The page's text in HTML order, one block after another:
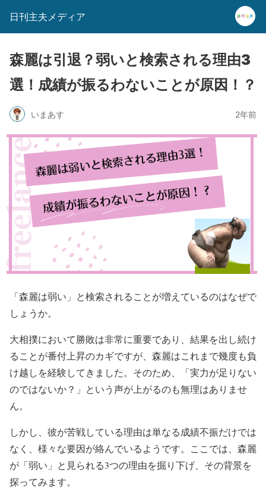
日刊主夫メディア
森麗は引退？弱いと検索される理由3
選！成績が振るわないことが原因！？
いまあす 2年前
「森麗は弱い」と検索されることが増えているのはなぜで
しょうか。
大相撲において勝敗は非常に重要であり、結果を出し続け
ることが番付上昇のカギですが、森麗はこれまで幾度も負
け越しを経験してきました。そのため、「実力が足りない
のではないか？」という声が上がるのも無理はありませ
ん。
しかし、彼が苦戦している理由は単なる成績不振だけでは
なく、様々な要因が絡んでいるようです。ここでは、森麗
が「弱い」と見られる3つの理由を掘り下げ、その背景を
探ってみます。